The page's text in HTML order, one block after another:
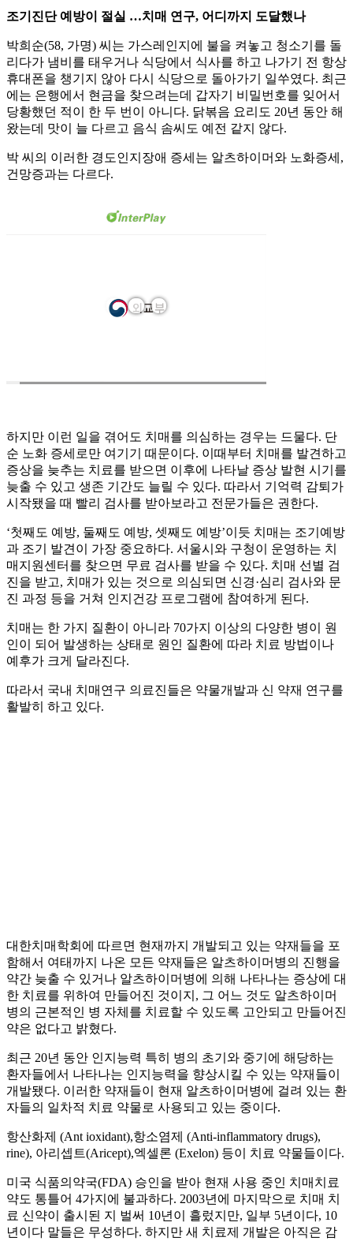
조기진단 예방이 절실 …치매 연구, 어디까지 도달했나
박희순(58, 가명) 씨는 가스레인지에 불을 켜놓고 청소기를 돌
리다가 냄비를 태우거나 식당에서 식사를 하고 나가기 전 항상
휴대폰을 챙기지 않아 다시 식당으로 돌아가기 일쑤였다. 최근
에는 은행에서 현금을 찾으려는데 갑자기 비밀번호를 잊어서
당황했던 적이 한 두 번이 아니다. 닭볶음 요리도 20년 동안 해
왔는데 맛이 늘 다르고 음식 솜씨도 예전 같지 않다.
박 씨의 이러한 경도인지장애 증세는 알츠하이머와 노화증세,
건망증과는 다르다.
하지만 이런 일을 겪어도 치매를 의심하는 경우는 드물다. 단
순 노화 증세로만 여기기 때문이다. 이때부터 치매를 발견하고
증상을 늦추는 치료를 받으면 이후에 나타날 증상 발현 시기를
늦출 수 있고 생존 기간도 늘릴 수 있다. 따라서 기억력 감퇴가
시작됐을 때 빨리 검사를 받아보라고 전문가들은 권한다.
‘첫째도 예방, 둘째도 예방, 셋째도 예방’이듯 치매는 조기예방
과 조기 발견이 가장 중요하다. 서울시와 구청이 운영하는 치
매지원센터를 찾으면 무료 검사를 받을 수 있다. 치매 선별 검
진을 받고, 치매가 있는 것으로 의심되면 신경·심리 검사와 문
진 과정 등을 거쳐 인지건강 프로그램에 참여하게 된다.
치매는 한 가지 질환이 아니라 70가지 이상의 다양한 병이 원
인이 되어 발생하는 상태로 원인 질환에 따라 치료 방법이나
예후가 크게 달라진다.
따라서 국내 치매연구 의료진들은 약물개발과 신 약재 연구를
활발히 하고 있다.
대한치매학회에 따르면 현재까지 개발되고 있는 약재들을 포
함해서 여태까지 나온 모든 약재들은 알츠하이머병의 진행을
약간 늦출 수 있거나 알츠하이머병에 의해 나타나는 증상에 대
한 치료를 위하여 만들어진 것이지, 그 어느 것도 알츠하이머
병의 근본적인 병 자체를 치료할 수 있도록 고안되고 만들어진
약은 없다고 밝혔다.
최근 20년 동안 인지능력 특히 병의 초기와 중기에 해당하는
환자들에서 나타나는 인지능력을 향상시킬 수 있는 약재들이
개발됐다. 이러한 약재들이 현재 알츠하이머병에 걸려 있는 환
자들의 일차적 치료 약물로 사용되고 있는 중이다.
항산화제 (Ant ioxidant),항소염제 (Anti-inflammatory drugs),
rine), 아리셉트(Aricept),엑셀론 (Exelon) 등이 치료 약물들이다.
미국 식품의약국(FDA) 승인을 받아 현재 사용 중인 치매치료
약도 통틀어 4가지에 불과하다. 2003년에 마지막으로 치매 치
료 신약이 출시된 지 벌써 10년이 흘렀지만, 일부 5년이다, 10
년이다 말들은 무성하다. 하지만 새 치료제 개발은 아직은 감